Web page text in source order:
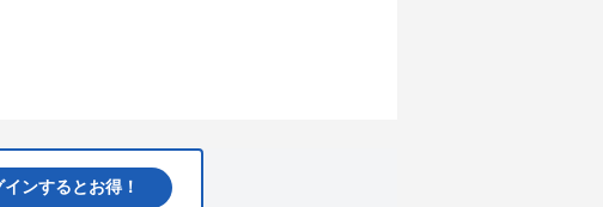
インするとお得！